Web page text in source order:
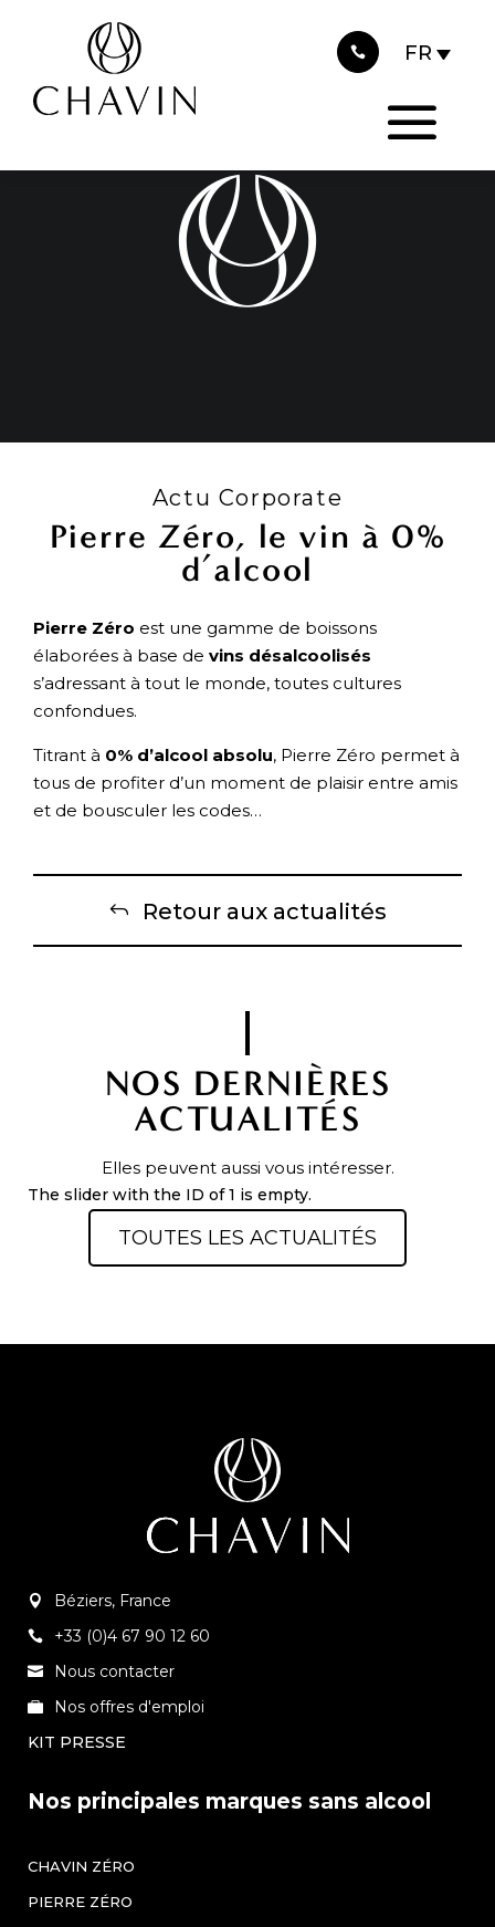
Actu Corporate
Pierre Zéro, le vin à 0%
d’alcool
Pierre Zéro est une gamme de boissons
élaborées à base de vins désalcoolisés
s’adressant à tout le monde, toutes cultures
confondues.
Titrant à 0% d’alcool absolu, Pierre Zéro permet à
tous de profiter d’un moment de plaisir entre amis
et de bousculer les codes…
Retour aux actualités
NOS DERNIÈRES
ACTUALITÉS
Elles peuvent aussi vous intéresser.
The slider with the ID of 1 is empty.
TOUTES LES ACTUALITÉS
Béziers, France
+33 (0)4 67 90 12 60
Nous contacter
Nos offres d'emploi
KIT PRESSE
Nos principales marques sans alcool
CHAVIN ZÉRO
PIERRE ZÉRO